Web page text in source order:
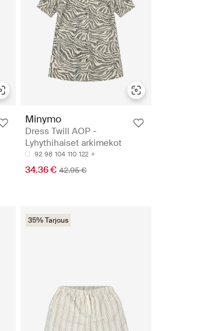
Minymo
Dress Twill AOP -
Lyhythihaiset arkimekot
92 98 104 110 122
34.36 € 42.95 €
35% Tarjous